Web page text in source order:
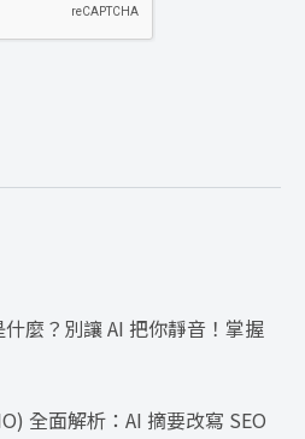
麼？別讓 AI 把你靜音！掌握
全面解析：AI 摘要改寫 SEO